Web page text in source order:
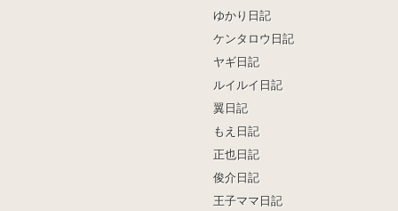
ゆかり日記
ケンタロウ日記
ヤギ日記
ルイルイ日記
翼日記
もえ日記
正也日記
俊介日記
王子ママ日記